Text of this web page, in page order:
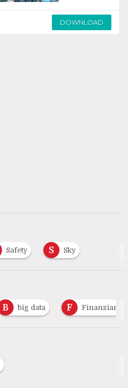
DOWNLOAD
Safety S Sky
Finanziamenti M Made In